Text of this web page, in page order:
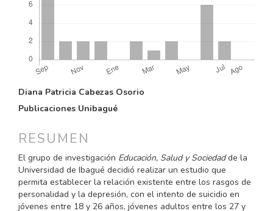
CONTENIDO
PRINCIPAL
ARTÍCULO
Diana Patricia Cabezas Osorio
Publicaciones Unibagué
RESUMEN
El grupo de investigación Educación, Salud y Sociedadde la
Universidad de Ibagué decidió realizar un estudio que
permita establecer la relación existente entre los rasgos de
personalidad y la depresión, con el intento de suicidio en
jóvenes entre 18 y 26 años, jóvenes adultos entre los 27 y